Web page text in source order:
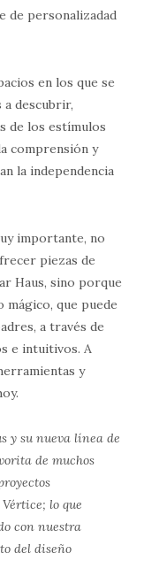
de personalizadad
en los que se
descubrir,
de los estímulos
comprensión y
la independencia
importante, no
piezas de
Haus, sino porque
mágico, que puede
a través de
e intuitivos. A
y
y su nueva línea de
de muchos
lo que
con nuestra
del diseño